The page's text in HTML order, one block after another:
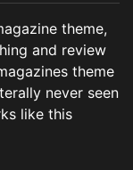
theme,
and review
theme
never seen
like this